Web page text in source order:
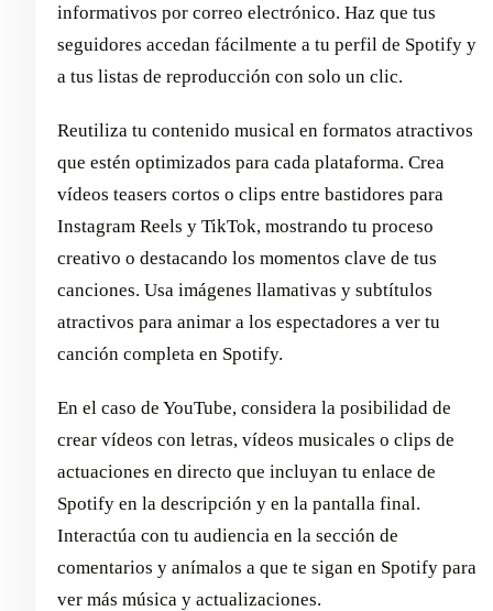
informativos por correo electrónico. Haz que tus
seguidores accedan fácilmente a tu perfil de Spotify y
a tus listas de reproducción con solo un clic.
Reutiliza tu contenido musical en formatos atractivos
que estén optimizados para cada plataforma. Crea
vídeos teasers cortos o clips entre bastidores para
Instagram Reels y TikTok, mostrando tu proceso
creativo o destacando los momentos clave de tus
canciones. Usa imágenes llamativas y subtítulos
atractivos para animar a los espectadores a ver tu
canción completa en Spotify.
En el caso de YouTube, considera la posibilidad de
crear vídeos con letras, vídeos musicales o clips de
actuaciones en directo que incluyan tu enlace de
Spotify en la descripción y en la pantalla final.
Interactúa con tu audiencia en la sección de
comentarios y anímalos a que te sigan en Spotify para
ver más música y actualizaciones.